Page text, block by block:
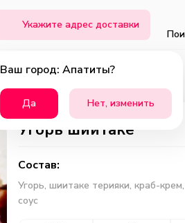
Укажите адрес доставки
Ваш город: Апатиты?
Да Нет, изменить
Угорь шиитаке
Состав:
Угорь, шиитаке терияки, краб-
соус